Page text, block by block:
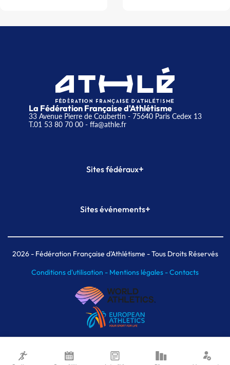
La Fédération Française d'Athlétisme
33 Avenue Pierre de Coubertin - 75640 Paris Cedex 13
T.01 53 80 70 00- ffa@athle.fr
Sites fédéraux+
Plateforme Formation
Sites événements+
Meeting de Paris indoor
MAIF Ekiden de Paris
2026- Fédération Française d'Athlétisme - Tous Droits Réservés
Conditions d'utilisation - Mentions légales -Contacts